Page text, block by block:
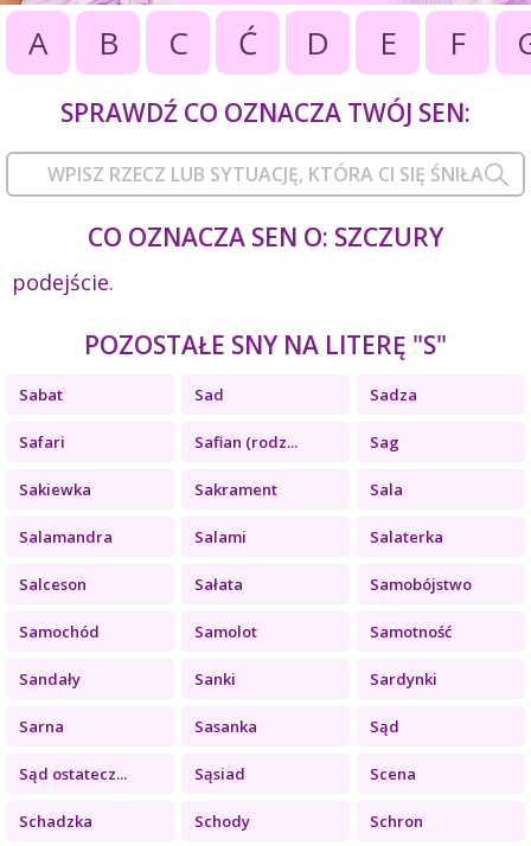
A B C Ć D E F
SPRAWDŹ CO OZNACZA TWÓJ SEN:
CO OZNACZA SEN O: SZCZURY
podejście.
POZOSTAŁE SNY NA LITERĘ "S"
Sabat Sad Sadza
Safari Safian (rodz... Sag
Sakiewka Sakrament Sala
Salamandra Salami Salaterka
Salceson Sałata Samobójstwo
Samochód Samolot Samotność
Sandały Sanki Sardynki
Sarna Sasanka Sąd
Sąd ostatecz... Sąsiad Scena
Schadzka Schody Schron